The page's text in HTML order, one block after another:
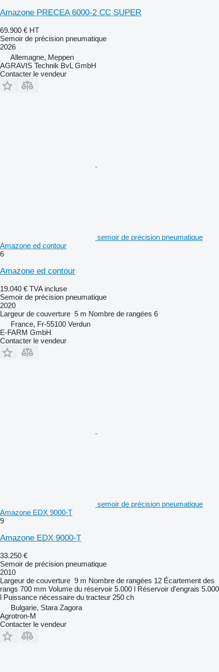
Amazone PRECEA 6000-2 CC SUPER
69.900 € HT
Semoir de précision pneumatique
2026
Allemagne, Meppen
AGRAVIS Technik BvL GmbH
Contacter le vendeur
semoir de précision pneumatique
Amazone ed contour
6
Amazone ed contour
19.040 € TVA incluse
Semoir de précision pneumatique
2020
Largeur de couverture 5 m Nombre de rangées 6
France, Fr-55100 Verdun
E-FARM GmbH
Contacter le vendeur
semoir de précision pneumatique
Amazone EDX 9000-T
9
Amazone EDX 9000-T
33.250 €
Semoir de précision pneumatique
2010
Largeur de couverture 9 m Nombre de rangées 12 Écartement des
rangs 700 mm Volume du réservoir 5.000 l Réservoir d'engrais 5.000
l Puissance nécessaire du tracteur 250 ch
Bulgarie, Stara Zagora
Agrotron-M
Contacter le vendeur